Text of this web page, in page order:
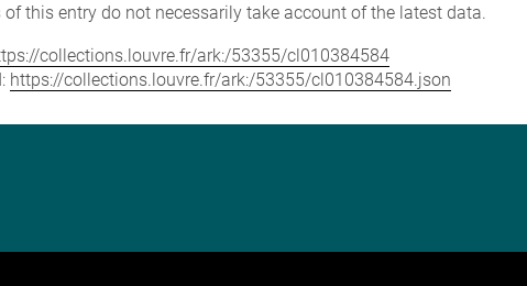
this entry do not necessarily take account of the latest data.
collections.louvre.fr/ark:/53355/cl010384584
https://collections.louvre.fr/ark:/53355/cl010384584.json